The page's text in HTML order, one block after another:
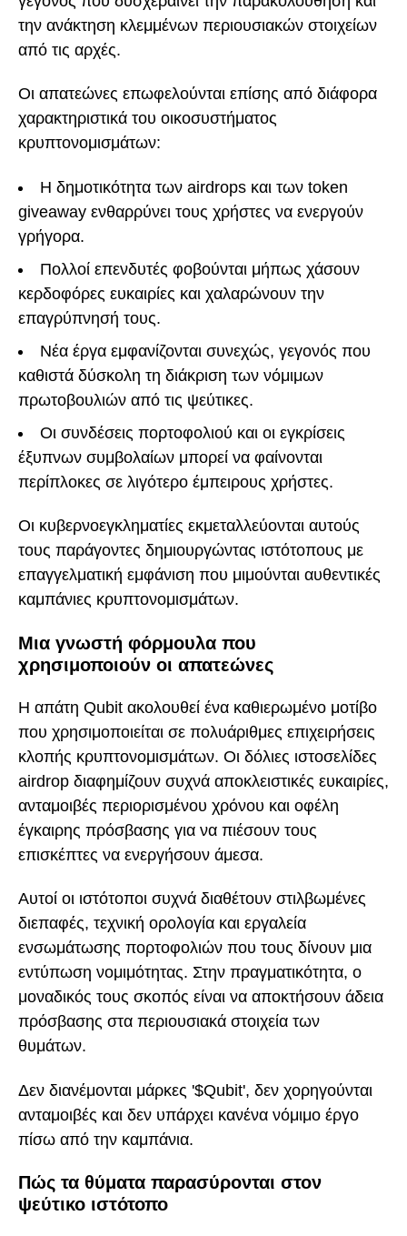
την ανάκτηση κλεμμένων περιουσιακών στοιχείων
από τις αρχές.
Οι απατεώνες επωφελούνται επίσης από διάφορα
χαρακτηριστικά του οικοσυστήματος
κρυπτονομισμάτων:
Η δημοτικότητα των airdrops και των token
giveaway ενθαρρύνει τους χρήστες να ενεργούν
γρήγορα.
Πολλοί επενδυτές φοβούνται μήπως χάσουν
κερδοφόρες ευκαιρίες και χαλαρώνουν την
επαγρύπνησή τους.
Νέα έργα εμφανίζονται συνεχώς, γεγονός που
καθιστά δύσκολη τη διάκριση των νόμιμων
πρωτοβουλιών από τις ψεύτικες.
Οι συνδέσεις πορτοφολιού και οι εγκρίσεις
έξυπνων συμβολαίων μπορεί να φαίνονται
περίπλοκες σε λιγότερο έμπειρους χρήστες.
Οι κυβερνοεγκληματίες εκμεταλλεύονται αυτούς
τους παράγοντες δημιουργώντας ιστότοπους με
επαγγελματική εμφάνιση που μιμούνται αυθεντικές
καμπάνιες κρυπτονομισμάτων.
Μια γνωστή φόρμουλα που
χρησιμοποιούν οι απατεώνες
Η απάτη Qubit ακολουθεί ένα καθιερωμένο μοτίβο
που χρησιμοποιείται σε πολυάριθμες επιχειρήσεις
κλοπής κρυπτονομισμάτων. Οι δόλιες ιστοσελίδες
airdrop διαφημίζουν συχνά αποκλειστικές ευκαιρίες,
ανταμοιβές περιορισμένου χρόνου και οφέλη
έγκαιρης πρόσβασης για να πιέσουν τους
επισκέπτες να ενεργήσουν άμεσα.
Αυτοί οι ιστότοποι συχνά διαθέτουν στιλβωμένες
διεπαφές, τεχνική ορολογία και εργαλεία
ενσωμάτωσης πορτοφολιών που τους δίνουν μια
εντύπωση νομιμότητας. Στην πραγματικότητα, ο
μοναδικός τους σκοπός είναι να αποκτήσουν άδεια
πρόσβασης στα περιουσιακά στοιχεία των
θυμάτων.
Δεν διανέμονται μάρκες '$Qubit', δεν χορηγούνται
ανταμοιβές και δεν υπάρχει κανένα νόμιμο έργο
πίσω από την καμπάνια.
Πώς τα θύματα παρασύρονται στον
ψεύτικο ιστότοπο